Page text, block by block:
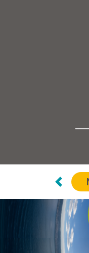
Calp,